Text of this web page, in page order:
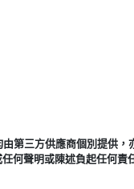
第三方供應商個別提供
何聲明或陳述負起任何